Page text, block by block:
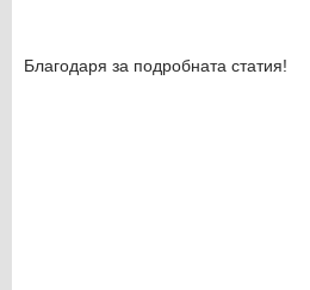
Благодаря за подробната статия!